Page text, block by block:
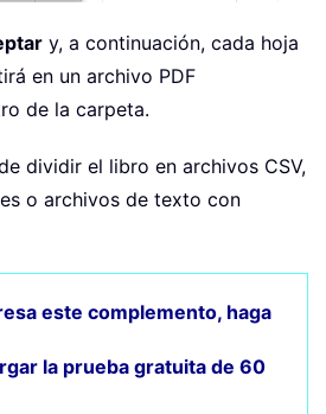
y, a continuación, cada hoja
en un archivo PDF
de la carpeta.
dividir el libro en archivos CSV,
o archivos de texto con
este complemento, haga
la prueba gratuita de 60